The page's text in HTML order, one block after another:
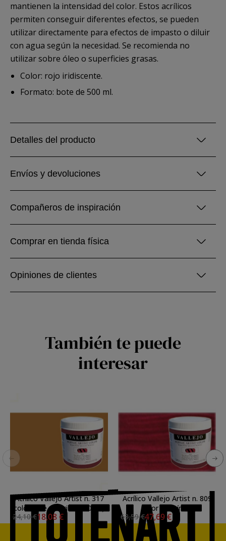
mantienen la intensidad del color. Estos acrílicos
permiten conseguir diferentes efectos, se pueden
utilizar directamente para efectos de impasto o diluir
con agua según la necesidad. Se recomienda no
utilizar sobre óleo o superficies grasas.
Color: rojo iridiscente.
Formato: bote de 500 ml.
Detalles del producto
Envíos y devoluciones
Compañeros de inspiración
Comprar en tienda física
Opiniones de clientes
También te puede
interesar
Acrílico Vallejo Artist n. 317
color ocre amarillo (500 ml)
24,10 €18,08 €
Acrílico Vallejo Artist n. 809
color carmín de
quinacridona (500 ml)
63,59 €47,69 €